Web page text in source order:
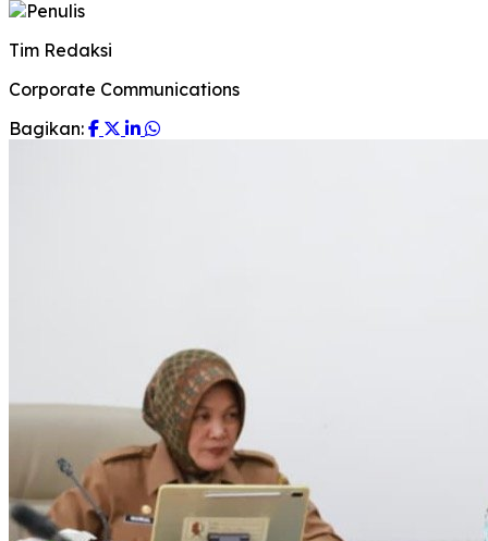
Tim Redaksi
Corporate Communications
Bagikan: